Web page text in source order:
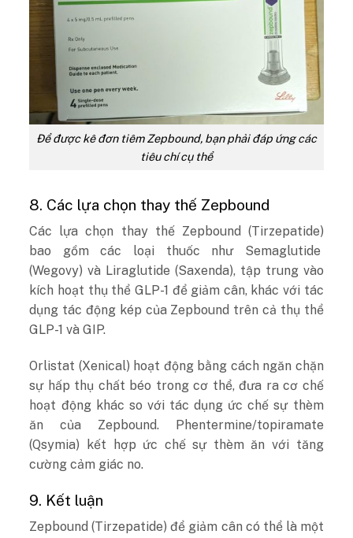
Để được kê đơn tiêm Zepbound, bạn phải đáp ứng các
tiêu chí cụ thể
8. Các lựa chọn thay thế Zepbound
Các lựa chọn thay thế Zepbound (Tirzepatide)
bao gồm các loại thuốc như Semaglutide
(Wegovy) và Liraglutide (Saxenda), tập trung vào
kích hoạt thụ thể GLP-1 để giảm cân, khác với tác
dụng tác động kép của Zepbound trên cả thụ thể
GLP-1 và GIP.
Orlistat (Xenical) hoạt động bằng cách ngăn chặn
sự hấp thụ chất béo trong cơ thể, đưa ra cơ chế
hoạt động khác so với tác dụng ức chế sự thèm
ăn của Zepbound. Phentermine/topiramate
(Qsymia) kết hợp ức chế sự thèm ăn với tăng
cường cảm giác no.
9. Kết luận
Zepbound (Tirzepatide) để giảm cân có thể là một